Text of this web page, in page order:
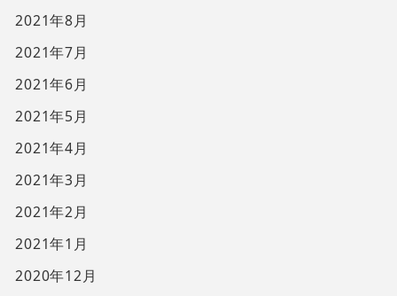
2021年8月
2021年7月
2021年6月
2021年5月
2021年4月
2021年3月
2021年2月
2021年1月
2020年12月